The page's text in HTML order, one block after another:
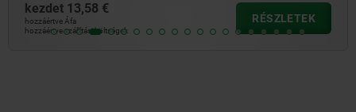
kezdet 13,58 €
hozzáértve Áfa
hozzáértve szállítási költségek
RÉSZLETEK